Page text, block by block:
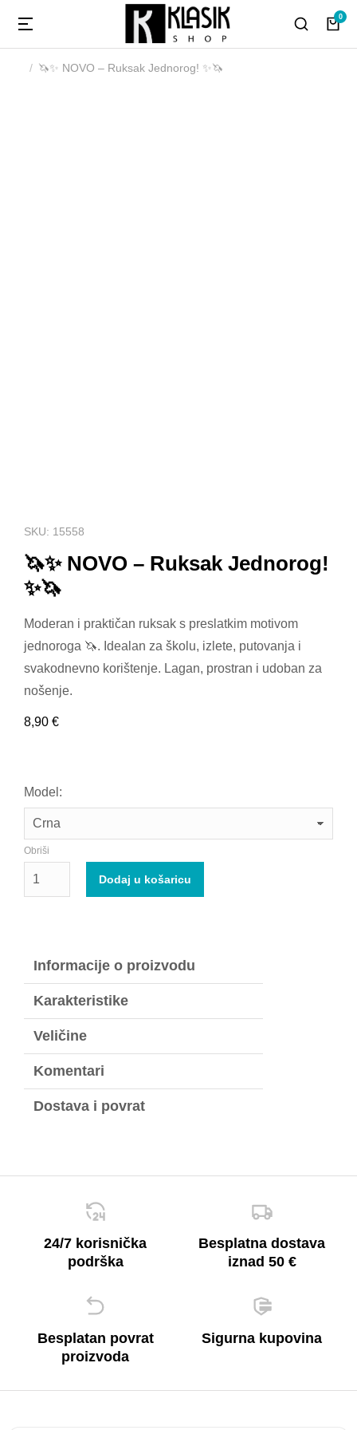
You are here:
🦄✨ NOVO – Ruksak Jednorog! ✨🦄
SKU: 15558
🦄✨ NOVO – Ruksak Jednorog!
✨🦄
Moderan i praktičan ruksak s preslatkim motivom
jednoroga 🦄. Idealan za školu, izlete, putovanja i
svakodnevno korištenje. Lagan, prostran i udoban za
nošenje.
8,90 €
Model:
Obriši
Dodaj u košaricu
Informacije o proizvodu
Karakteristike
Veličine
Komentari
Dostava i povrat
24/7 korisnička
podrška
Besplatna dostava
iznad 50 €
Besplatan povrat
proizvoda
Sigurna kupovina